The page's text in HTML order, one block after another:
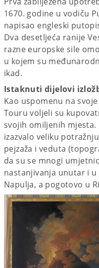
1670. godine u vodiču
napisao engleski
Dva desetljeća ranije
razne europske sile
u kojem su
ikad.
Istaknuti dijelovi
Kao uspomenu na
Touru voljeli su
svojih omiljenih
izazvalo veliku
pejzaža i veduta
da su se mnogi
nastanjivanja unutar i u
Napulja, a pogotovo u